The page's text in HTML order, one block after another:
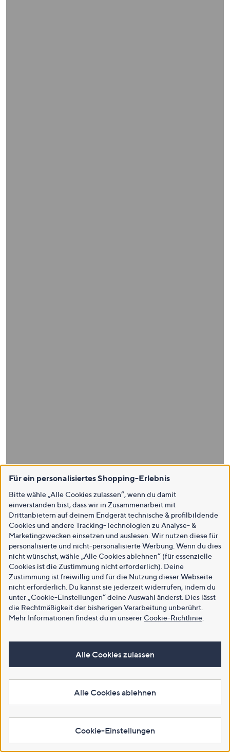
Für ein personalisiertes Shopping-Erlebnis
Bitte wähle „Alle Cookies zulassen“, wenn du damit
einverstanden bist, dass wir in Zusammenarbeit mit
Drittanbietern auf deinem Endgerät technische & profilbildende
Cookies und andere Tracking-Technologien zu Analyse- &
Marketingzwecken einsetzen und auslesen. Wir nutzen diese für
personalisierte und nicht-personalisierte Werbung. Wenn du dies
nicht wünschst, wähle „Alle Cookies ablehnen“ (für essenzielle
Cookies ist die Zustimmung nicht erforderlich). Deine
Zustimmung ist freiwillig und für die Nutzung dieser Webseite
nicht erforderlich. Du kannst sie jederzeit widerrufen, indem du
unter „Cookie-Einstellungen“ deine Auswahl änderst. Dies lässt
die Rechtmäßigkeit der bisherigen Verarbeitung unberührt.
Mehr Informationen findest du in unsererCookie-Richtlinie
Alle Cookies zulassen
Alle Cookies ablehnen
Cookie-Einstellungen